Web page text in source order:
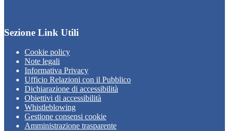
Sezione Link Utili
Cookie policy
Note legali
Informativa Privacy
Ufficio Relazioni con il Pubblico
Dichiarazione di accessibilità
Obiettivi di accessibilità
Whistleblowing
Gestione consensi cookie
Amministrazione trasparente